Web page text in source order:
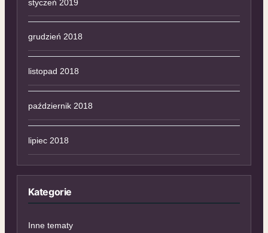
styczeń 2019
grudzień 2018
listopad 2018
październik 2018
lipiec 2018
Kategorie
Inne tematy